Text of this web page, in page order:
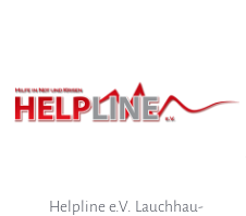
Helpline e.V. Lauchhau-